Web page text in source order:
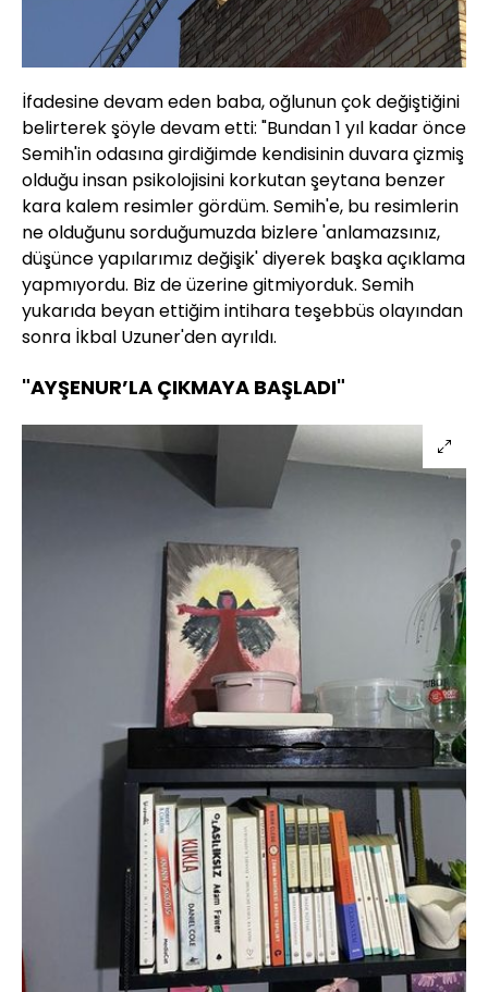
İfadesine devam eden baba, oğlunun çok değiştiğini
belirterek şöyle devam etti: "Bundan 1 yıl kadar önce
Semih'in odasına girdiğimde kendisinin duvara çizmiş
olduğu insan psikolojisini korkutan şeytana benzer
kara kalem resimler gördüm. Semih'e, bu resimlerin
ne olduğunu sorduğumuzda bizlere 'anlamazsınız,
düşünce yapılarımız değişik' diyerek başka açıklama
yapmıyordu. Biz de üzerine gitmiyorduk. Semih
yukarıda beyan ettiğim intihara teşebbüs olayından
sonra İkbal Uzuner'den ayrıldı.
"AYŞENUR’LA ÇIKMAYA BAŞLADI"